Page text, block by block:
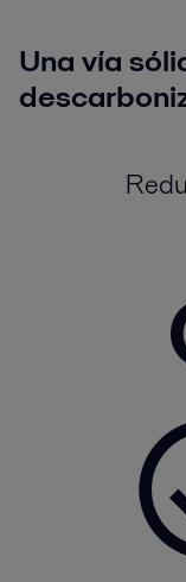
Una vía